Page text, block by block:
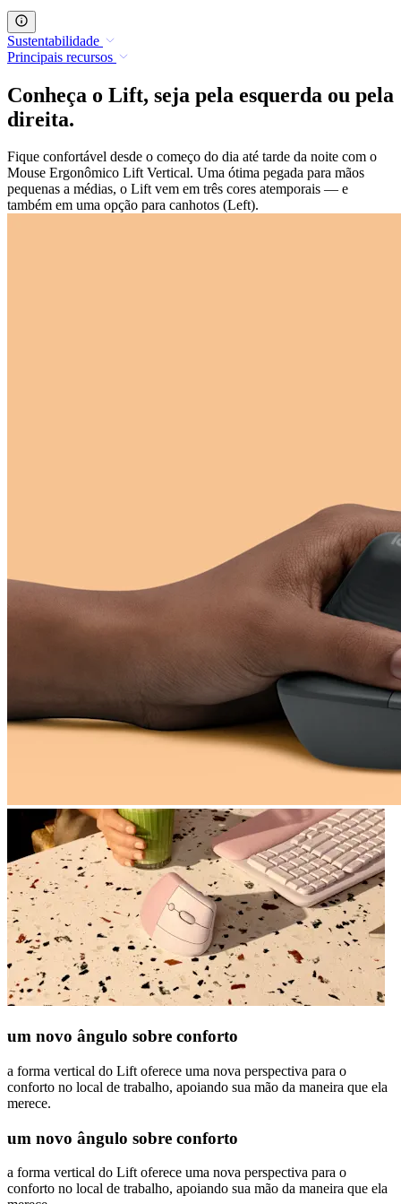
Sustentabilidade
Principais recursos
Conheça o Lift, seja pela esquerda ou pela
direita.
Fique confortável desde o começo do dia até tarde da noite com o
Mouse Ergonômico Lift Vertical. Uma ótima pegada para mãos
pequenas a médias, o Lift vem em três cores atemporais — e
também em uma opção para canhotos (Left).
um novo ângulo sobre conforto
a forma vertical do Lift oferece uma nova perspectiva para o
conforto no local de trabalho, apoiando sua mão da maneira que ela
merece.
um novo ângulo sobre conforto
a forma vertical do Lift oferece uma nova perspectiva para o
conforto no local de trabalho, apoiando sua mão da maneira que ela